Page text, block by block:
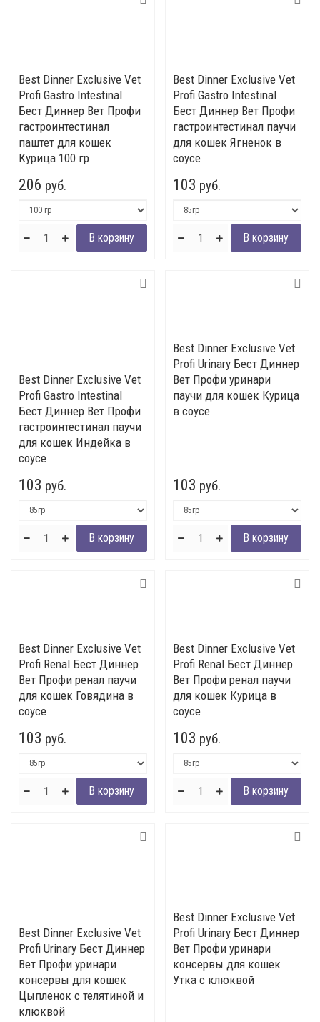
Best Dinner Exclusive Vet
Profi Gastro Intestinal
Бест Диннер Вет Профи
гастроинтестинал
паштет для кошек
Курица 100 гр
206 руб.
Best Dinner Exclusive Vet
Profi Gastro Intestinal
Бест Диннер Вет Профи
гастроинтестинал паучи
для кошек Ягненок в
соусе
103 руб.
Best Dinner Exclusive Vet
Profi Gastro Intestinal
Бест Диннер Вет Профи
гастроинтестинал паучи
для кошек Индейка в
соусе
103 руб.
Best Dinner Exclusive Vet
Profi Urinary Бест Диннер
Вет Профи уринари
паучи для кошек Курица
в соусе
103 руб.
Best Dinner Exclusive Vet
Profi Renal Бест Диннер
Вет Профи ренал паучи
для кошек Говядина в
соусе
103 руб.
Best Dinner Exclusive Vet
Profi Renal Бест Диннер
Вет Профи ренал паучи
для кошек Курица в
соусе
103 руб.
Best Dinner Exclusive Vet
Profi Urinary Бест Диннер
Вет Профи уринари
консервы для кошек
Цыпленок с телятиной и
клюквой
Best Dinner Exclusive Vet
Profi Urinary Бест Диннер
Вет Профи уринари
консервы для кошек
Утка с клюквой